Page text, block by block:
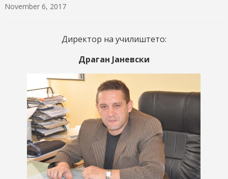
November 6, 2017
Директор на училиштето:
Драган Јаневски